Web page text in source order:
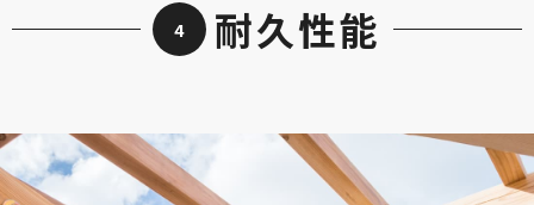
4 耐久性能